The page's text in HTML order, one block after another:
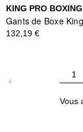
KING PRO BOXING
132,19 €
keyboard_arrow_left
1
Vous